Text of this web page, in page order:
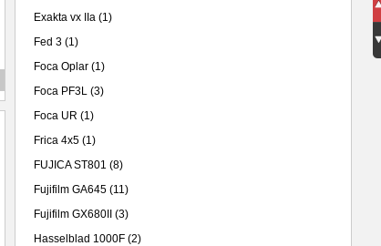
Exakta vx IIa (1)
Fed 3 (1)
Foca Oplar (1)
Foca PF3L (3)
Foca UR (1)
Frica 4x5 (1)
FUJICA ST801 (8)
Fujifilm GA645 (11)
Fujifilm GX680II
(3)
Hasselblad 1000F (2)